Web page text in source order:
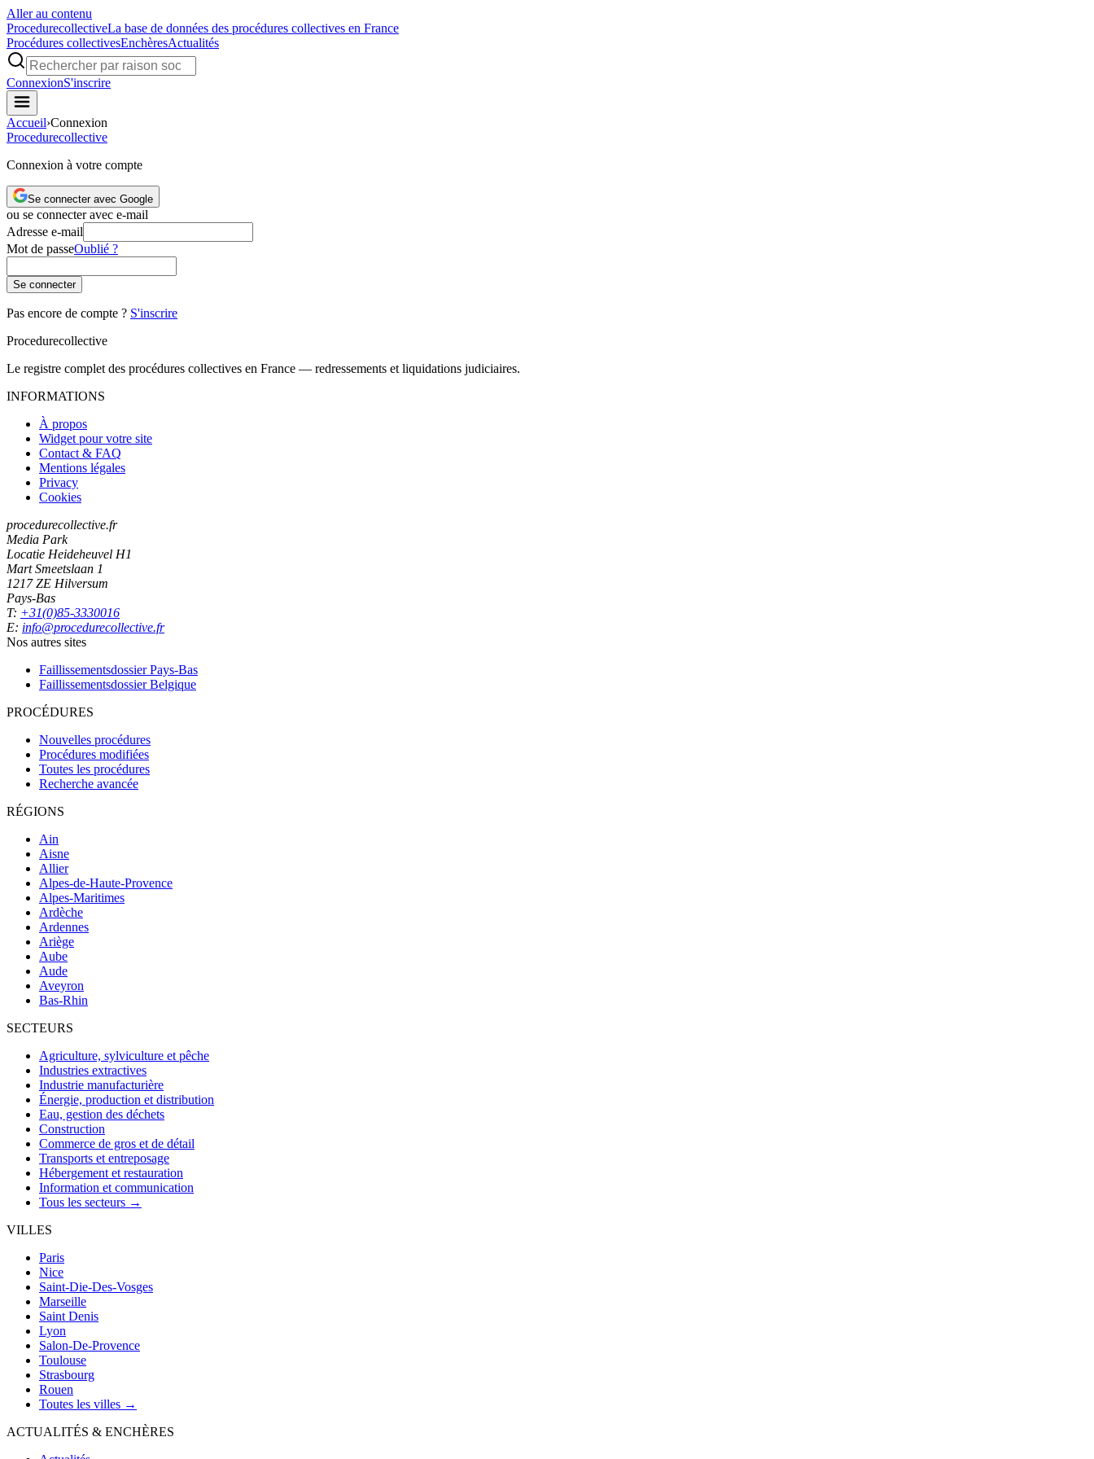
Aller au contenu
ProcedurecollectiveLa base de données des procédures collectives en France
Procédures collectivesEnchèresActualités
ConnexionS'inscrire
Accueil›Connexion
Procedurecollective
Connexion à votre compte
Se connecter avec Google
ou se connecter avec e-mail
Adresse e-mail
Mot de passeOublié ?
Se connecter
Pas encore de compte ? S'inscrire
Procedurecollective
Le registre complet des procédures collectives en France — redressements et liquidations judiciaires.
INFORMATIONS
À propos
Widget pour votre site
Contact & FAQ
Mentions légales
Privacy
Cookies
procedurecollective.fr
Media Park
Locatie Heideheuvel H1
Mart Smeetslaan 1
1217 ZE Hilversum
Pays-Bas
T: +31(0)85-3330016
E: info@procedurecollective.fr
Nos autres sites
Faillissementsdossier Pays-Bas
Faillissementsdossier Belgique
PROCÉDURES
Nouvelles procédures
Procédures modifiées
Toutes les procédures
Recherche avancée
RÉGIONS
Ain
Aisne
Allier
Alpes-de-Haute-Provence
Alpes-Maritimes
Ardèche
Ardennes
Ariège
Aube
Aude
Aveyron
Bas-Rhin
SECTEURS
Agriculture, sylviculture et pêche
Industries extractives
Industrie manufacturière
Énergie, production et distribution
Eau, gestion des déchets
Construction
Commerce de gros et de détail
Transports et entreposage
Hébergement et restauration
Information et communication
Tous les secteurs →
VILLES
Paris
Nice
Saint-Die-Des-Vosges
Marseille
Saint Denis
Lyon
Salon-De-Provence
Toulouse
Strasbourg
Rouen
Toutes les villes →
ACTUALITÉS & ENCHÈRES